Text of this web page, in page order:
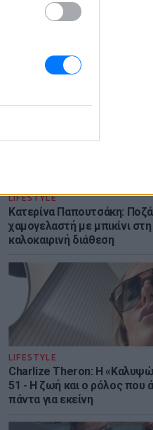
ΕΙΔΗΣΕΙΣ
Απόψε τα δοκιμαστικά
την επέκταση του Μετρό
προς Καλαμαριά - Τι
LIFESTYLE
Κατερίνα Παπουτσάκη:
χαμογελαστή με μπικίνι
καλοκαιρινή διάθεση
LIFESTYLE
Charlize Theron: Η
51 - H ζωή και ο ρόλος που
πάντα για εκείνη